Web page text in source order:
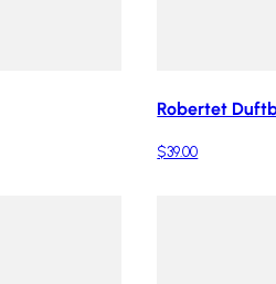
Robertet
$39.00